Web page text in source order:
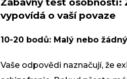
vypovídá o vaší povaze
10-20 bodů: Malý nebo
Vaše odpovědi naznačují, že